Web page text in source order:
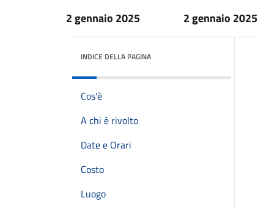
2 gennaio 2025
2 gennaio 2025
INDICE DELLA PAGINA
Cos'è
A chi è rivolto
Date e Orari
Costo
Luogo